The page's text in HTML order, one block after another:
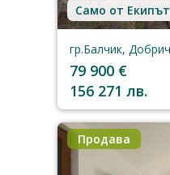
Само от Екипът
79 900 €
156 271 лв.
Продава